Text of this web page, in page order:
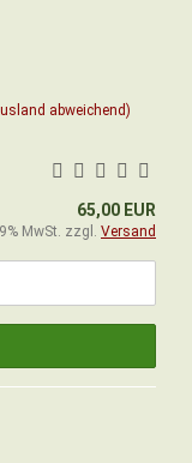
abweichend)
65,00 EUR
MwSt. zzgl. Versand